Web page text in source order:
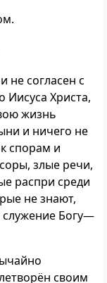
не согласен с
Иисуса Христа,
жизнь
и ничего не
спорам и
злые речи,
распри среди
не знают,
служение Богу—
своим